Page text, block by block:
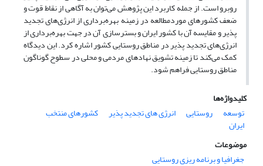
روبرو است. از جمله کاربرد این پژوهش می‌توان به آگاهی از نقاط قوت و
ضعف کشورهای موردمطالعه در زمینه بهره‌برداری از انرژی‌های تجدید
پذیر و مقایسه آن با کشور ایران و بسترسازی آن در جهت بهره‌برداری از
انرژی‌های تجدید پذیر در مناطق روستایی کشور اشاره کرد. این دیدگاه
کمک می‌کند تا زمینه تشویق نهادهای مردمی و محلی در سطوح گوناگون
مناطق روستایی فراهم شود.
کلیدواژه‌ها
توسعه
روستایی انرژی های تجدید پذیر کشورهای منتخب
ایران
موضوعات
جغرافیا و برنامه ریزی روستایی